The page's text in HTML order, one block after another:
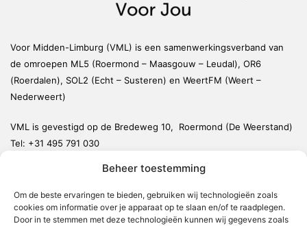
Beheer toestemming
Om de beste ervaringen te bieden, gebruiken wij technologieën zoals
cookies om informatie over je apparaat op te slaan en/of te raadplegen.
Door in te stemmen met deze technologieën kunnen wij gegevens zoals
Voor Midden-Limburg (VML) is een samenwerkingsverband van
de omroepen ML5 (Roermond – Maasgouw – Leudal), OR6
(Roerdalen), SOL2 (Echt – Susteren) en WeertFM (Weert –
Nederweert)
VML is gevestigd op de Bredeweg 10, Roermond (De Weerstand)
Tel: +31 495 791 030
Weert
Nederweert